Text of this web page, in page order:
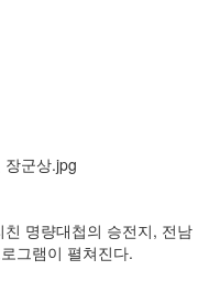
명량대첩의 승전지, 전남
그램이 펼쳐진다.